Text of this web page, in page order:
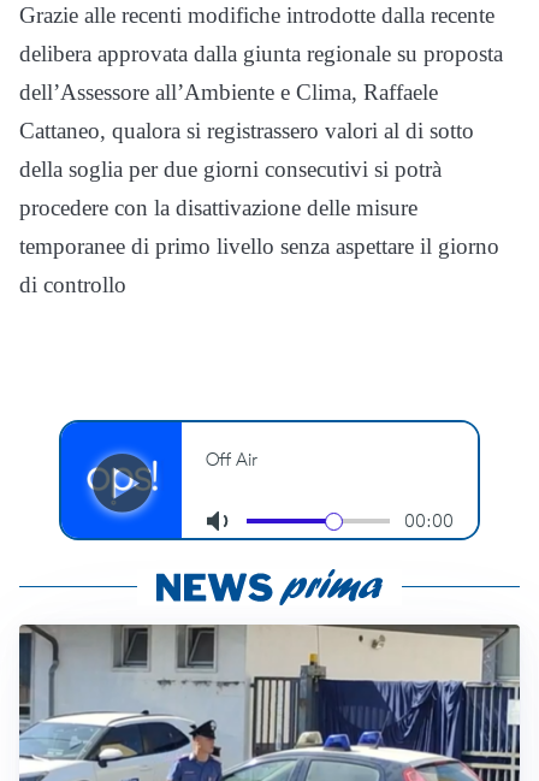
Grazie alle recenti modifiche introdotte dalla recente
delibera approvata dalla giunta regionale su proposta
dell’Assessore all’Ambiente e Clima, Raffaele
Cattaneo, qualora si registrassero valori al di sotto
della soglia per due giorni consecutivi si potrà
procedere con la disattivazione delle misure
temporanee di primo livello senza aspettare il giorno
di controllo